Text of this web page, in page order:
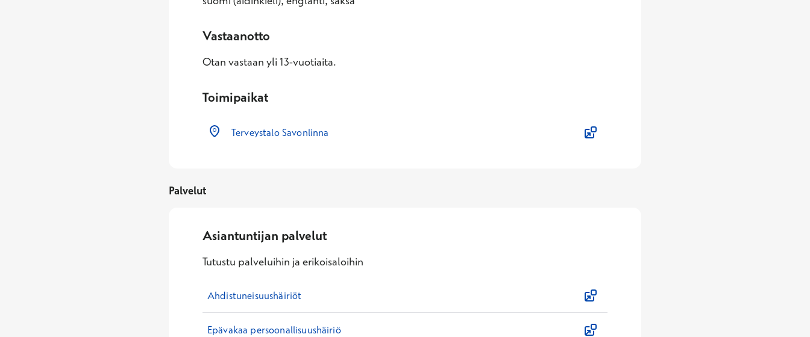
Vastaanotto
Otan vastaan yli 13-vuotiaita.
Toimipaikat
Terveystalo Savonlinna
Palvelut
Asiantuntijan palvelut
Tutustu palveluihin ja erikoisaloihin
Ahdistuneisuushäiriöt
Epävakaa persoonallisuushäiriö